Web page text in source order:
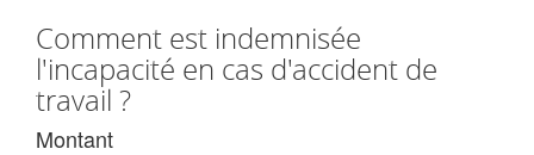
Comment est indemnisée
l'incapacité en cas d'accident de
travail ?
Montant